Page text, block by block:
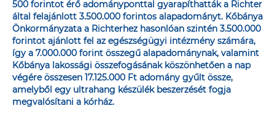
500 forintot érő adományponttal gyarapíthatták a Richter
által felajánlott 3.500.000 forintos alapadományt. Kőbánya
Önkormányzata a Richterhez hasonlóan szintén 3.500.000
forintot ajánlott fel az egészségügyi intézmény számára,
így a 7.000.000 forint összegű alapadománynak, valamint
Kőbánya lakossági összefogásának köszönhetően a nap
végére összesen 17.125.000 Ft adomány gyűlt össze,
amelyből egy ultrahang készülék beszerzését fogja
megvalósítani a kórház.